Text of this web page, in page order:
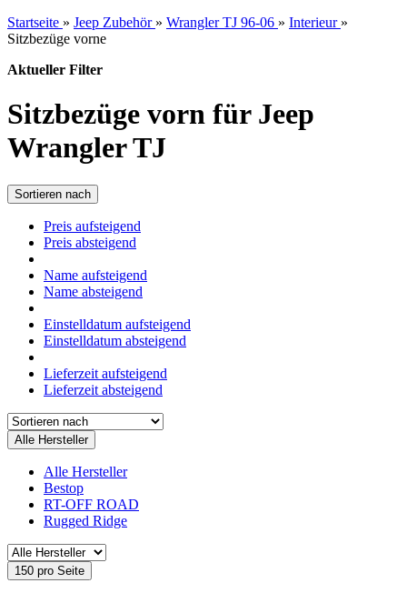
Startseite » Jeep Zubehör » Wrangler TJ 96-06 » Interieur »
Sitzbezüge vorne
Aktueller Filter
Sitzbezüge vorn für Jeep
Wrangler TJ
Sortieren nach
Preis aufsteigend
Preis absteigend
Name aufsteigend
Name absteigend
Einstelldatum aufsteigend
Einstelldatum absteigend
Lieferzeit aufsteigend
Lieferzeit absteigend
Alle Hersteller
Alle Hersteller
Bestop
RT-OFF ROAD
Rugged Ridge
150 pro Seite